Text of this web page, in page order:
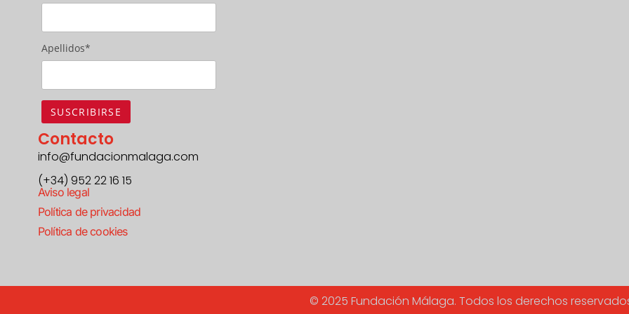
Apellidos*
Contacto
info@fundacionmalaga.com
(+34) 952 22 16 15
Aviso legal
Política de privacidad
Política de cookies
© 2025 Fundación Málaga. Todos los derechos